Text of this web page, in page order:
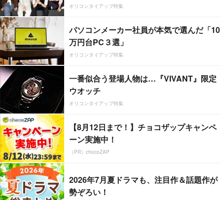
オリコンタイアップ特集
パソコンメーカー社員が本気で選んだ「10
万円台PC３選」
オリコンタイアップ特集
一番似合う登場人物は…『VIVANT』限定
ウオッチ
オリコンタイアップ特集
【8月12日まで！】チョコザップキャンペ
ーン実施中！
（PR）chocoZAP
2026年7月夏ドラマも、注目作＆話題作が
勢ぞろい！